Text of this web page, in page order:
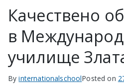
Качествено
в
училище
ByinternationalschoolPosted on